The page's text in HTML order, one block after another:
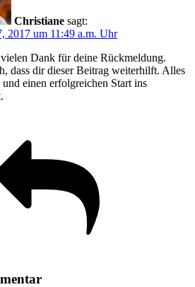
Christiane sagt:
2017 um 11:49 a.m. Uhr
Dank für deine Rückmeldung.
dass dir dieser Beitrag weiterhilft. Alles
einen erfolgreichen Start ins